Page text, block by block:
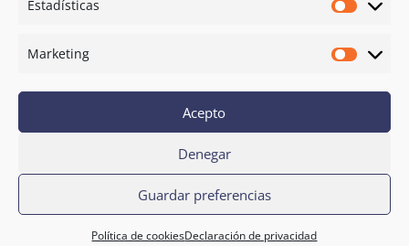
Estadísticas
Marketing
Acepto
Denegar
Guardar preferencias
Política de cookiesDeclaración de privacidad
en familia
Política de privacidad
Condiciones de contratación
© La Escuela del Orden - La Escuela
del Orden ® es una marca
registrada